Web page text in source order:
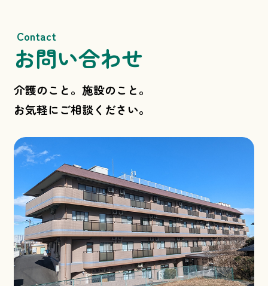
Contact
お問い合わせ
介護のこと。施設のこと。
お気軽にご相談ください。